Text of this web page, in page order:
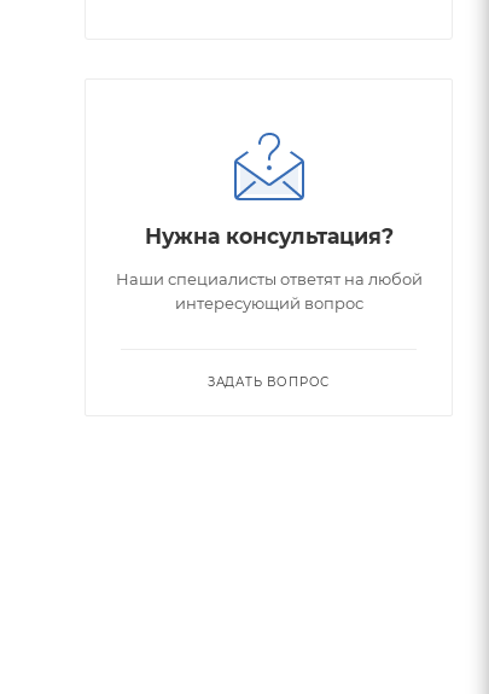
Нужна консультация?
Наши специалисты ответят на любой
интересующий вопрос
ЗАДАТЬ ВОПРОС